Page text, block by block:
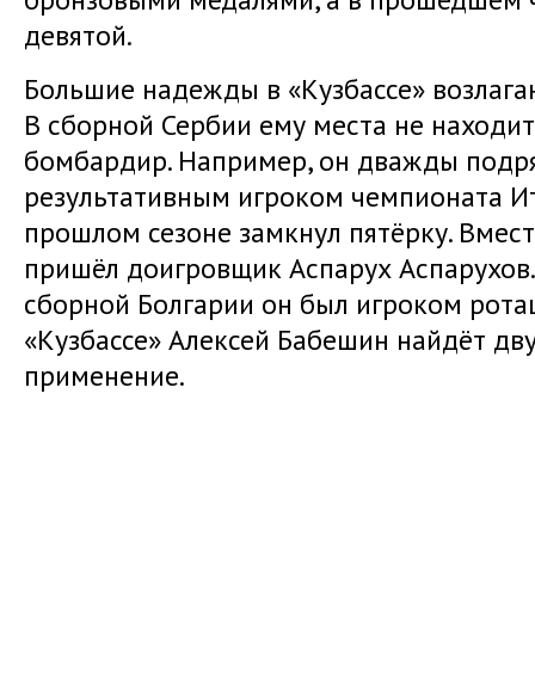
девятой.
Большие надежды в «Кузбассе»
В сборной Сербии ему места не
бомбардир. Например, он дважды
результативным игроком чемпионата
прошлом сезоне замкнул пятёрку.
пришёл доигровщик Аспарух
сборной Болгарии он был игроком
«Кузбассе» Алексей Бабешин найдёт
применение.